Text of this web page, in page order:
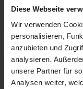
Diese Webseite
Wir verwenden
personalisieren,
anzubieten und
analysieren.
unsere Partner für
Analysen weiter,
1Pck.Vanillezucker
2ELSpeisestärke